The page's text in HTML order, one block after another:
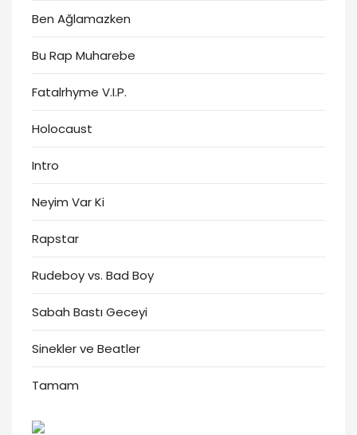
Ben Ağlamazken
Bu Rap Muharebe
Fatalrhyme V.I.P.
Holocaust
Intro
Neyim Var Ki
Rapstar
Rudeboy vs. Bad Boy
Sabah Bastı Geceyi
Sinekler ve Beatler
Tamam